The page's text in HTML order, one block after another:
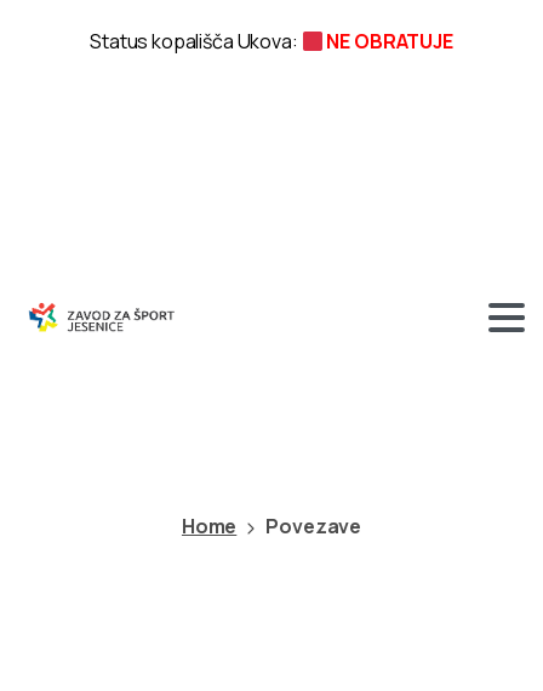
Home Povezave
Status kopališča Ukova: NE OBRATUJE